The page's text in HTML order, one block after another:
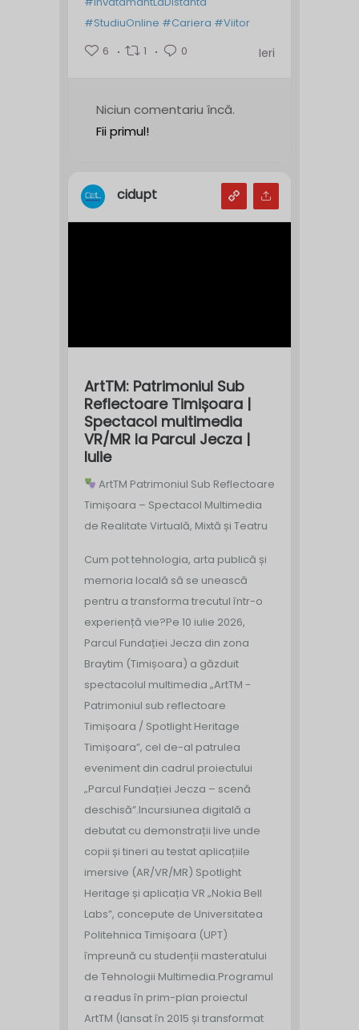
#StudiuOnline #Cariera #Viitor
6
1 0 Ieri
Niciun comentariu încă.
Fii primul!
cidupt
ArtTM: Patrimoniul Sub
Reflectoare Timișoara |
Spectacol multimedia
VR/MR la Parcul Jecza |
Iulie
ArtTM Patrimoniul Sub Reflectoare
Timișoara – Spectacol Multimedia
de Realitate Virtuală, Mixtă și Teatru
Cum pot tehnologia, arta publică și
memoria locală să se unească
pentru a transforma trecutul într-o
experiență vie?Pe 10 iulie 2026,
Parcul Fundației Jecza din zona
Braytim (Timișoara) a găzduit
spectacolul multimedia „ArtTM -
Patrimoniul sub reflectoare
Timișoara / Spotlight Heritage
Timișoara”, cel de-al patrulea
eveniment din cadrul proiectului
„Parcul Fundației Jecza – scenă
deschisă”.Incursiunea digitală a
debutat cu demonstrații live unde
copii și tineri au testat aplicațiile
imersive (AR/VR/MR) Spotlight
Heritage și aplicația VR „Nokia Bell
Labs”, concepute de Universitatea
Politehnica Timișoara (UPT)
împreună cu studenții masteratului
de Tehnologii Multimedia.Programul
a readus în prim-plan proiectul
ArtTM (lansat în 2015 și transformat